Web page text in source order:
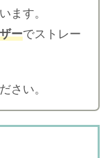
ます。
ーでストレー
さい。